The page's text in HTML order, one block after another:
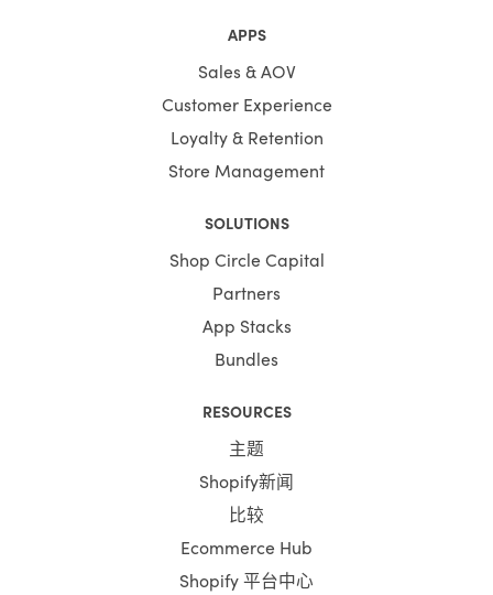
APPS
Sales & AOV
Customer Experience
Loyalty & Retention
Store Management
SOLUTIONS
Shop Circle Capital
Partners
App Stacks
Bundles
RESOURCES
主题
Shopify新闻
比较
Ecommerce Hub
Shopify 平台中心